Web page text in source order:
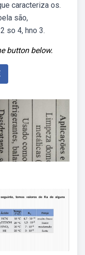
caracteriza os.
são,
so 4, hno 3.
button below.